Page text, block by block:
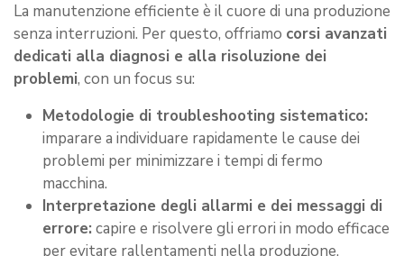
La manutenzione efficiente è il cuore di una produzione
senza interruzioni. Per questo, offriamo corsi avanzati
dedicati alla diagnosi e alla risoluzione dei
problemi, con un focus su:
Metodologie di troubleshooting sistematico:
imparare a individuare rapidamente le cause dei
problemi per minimizzare i tempi di fermo
macchina.
Interpretazione degli allarmi e dei messaggi di
errore: capire e risolvere gli errori in modo efficace
per evitare rallentamenti nella produzione.